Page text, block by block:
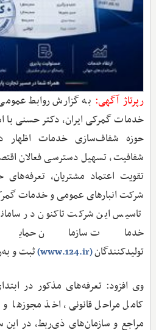
رپرتاژ آگهی: به گزارش روابط
خدمات گمرکی ایران، دکتر حسنی با
حوزه شفاف‌سازی خدمات اظهار
شفافیت، تسهیل دسترسی فعالان
تقویت اعتماد مشتریان، تعرفه‌های
شرکت انبارهای عمومی و خدمات
تاسیس این شرکت تاکنون در
خدمات سازمان
تولیدکنندگان(www.124.ir)
ثبت و
وی افزود: تعرفه‌های مذکور در
کامل مراحل قانونی، اخذ مجوزها و
مراجع و سازمان‌های ذی‌ربط، در این